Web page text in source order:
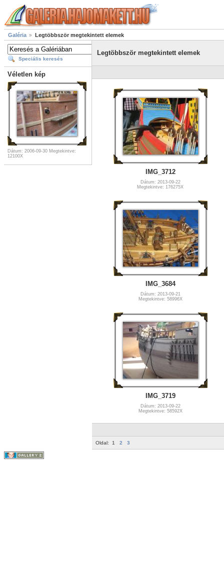
Galéria Legtöbbször megtekintett elemek
Speciális keresés
Véletlen kép
Dátum: 2006-09-30 Megtekintve:
12100X
Legtöbbször megtekintett elemek
IMG_3712
Dátum: 2013-09-22
Megtekintve: 176275X
IMG_3684
Dátum: 2013-09-21
Megtekintve: 58996X
IMG_3719
Dátum: 2013-09-22
Megtekintve: 58592X
Oldal: 1 2 3